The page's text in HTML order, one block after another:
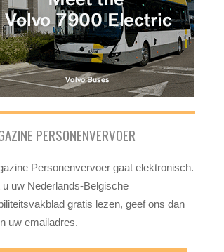
PERSONENVERVOER
Personenvervoer gaat elektronisch.
u uw Nederlands-Belgische
gratis lezen, geef ons dan
uw emailadres.